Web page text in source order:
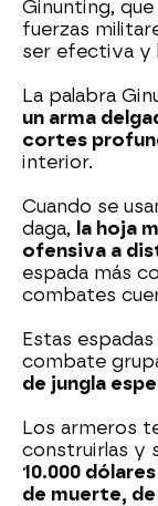
Ginunting, que
fuerzas
ser efectiva y
La palabra
un arma
cortes
interior.
Cuando se
daga, la hoja
ofensiva a
espada más
combates
Estas
combate
de jungla
Los armeros
construirlas y
10.000
de muerte,